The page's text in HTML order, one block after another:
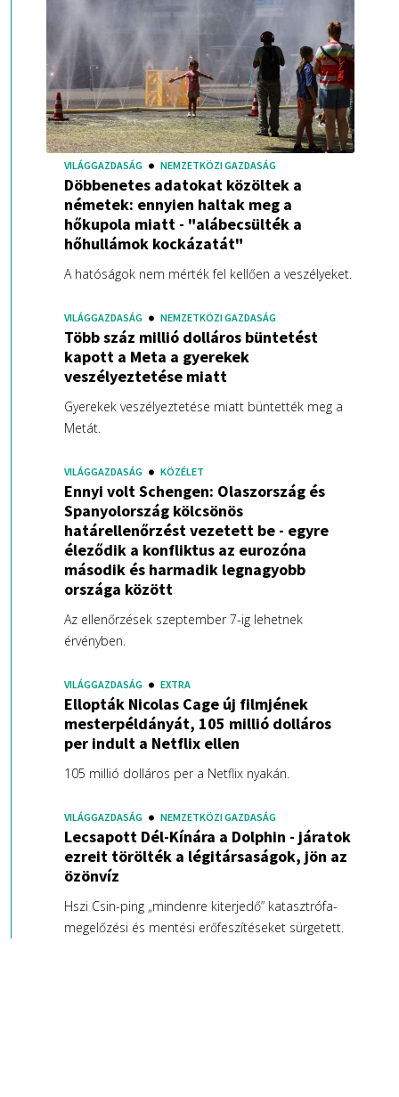
VILÁGGAZDASÁG NEMZETKÖZI GAZDASÁG
Döbbenetes adatokat közöltek a
németek: ennyien haltak meg a
hőkupola miatt - "alábecsülték a
hőhullámok kockázatát"
A hatóságok nem mérték fel kellően a veszélyeket.
VILÁGGAZDASÁG NEMZETKÖZI GAZDASÁG
Több száz millió dolláros büntetést
kapott a Meta a gyerekek
veszélyeztetése miatt
Gyerekek veszélyeztetése miatt büntették meg a
Metát.
VILÁGGAZDASÁG KÖZÉLET
Ennyi volt Schengen: Olaszország és
Spanyolország kölcsönös
határellenőrzést vezetett be - egyre
éleződik a konfliktus az eurozóna
második és harmadik legnagyobb
országa között
Az ellenőrzések szeptember 7-ig lehetnek
érvényben.
VILÁGGAZDASÁG EXTRA
Ellopták Nicolas Cage új filmjének
mesterpéldányát, 105 millió dolláros
per indult a Netflix ellen
105 millió dolláros per a Netflix nyakán.
VILÁGGAZDASÁG NEMZETKÖZI GAZDASÁG
Lecsapott Dél-Kínára a Dolphin - járatok
ezreit törölték a légitársaságok, jön az
özönvíz
Hszi Csin-ping „mindenre kiterjedő” katasztrófa-
megelőzési és mentési erőfeszítéseket sürgetett.